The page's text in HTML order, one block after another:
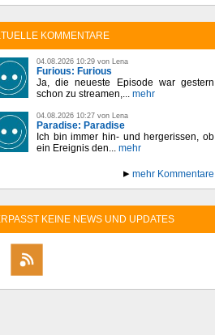
KOMMENTARE
04.08.2026 10:29 von Lena
Furious: Furious
Ja, die neueste Episode war gestern
schon zu streamen,...
mehr
04.08.2026 10:27 von Lena
Paradise: Paradise
Ich bin immer hin- und hergerissen, ob
ein Ereignis den...
mehr
mehr Kommentare
KEINE NEWS UND UPDATES